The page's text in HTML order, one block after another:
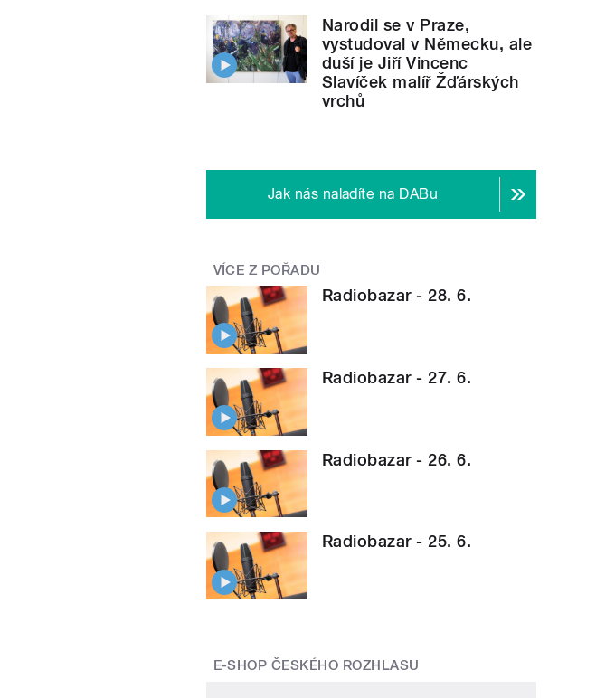
Narodil se v Praze,
vystudoval v Německu, ale
duší je Jiří Vincenc
Slavíček malíř Žďárských
vrchů
Jak nás naladíte na DABu
VÍCE Z POŘADU
Radiobazar - 28. 6.
Radiobazar - 27. 6.
Radiobazar - 26. 6.
Radiobazar - 25. 6.
E-SHOP ČESKÉHO ROZHLASU